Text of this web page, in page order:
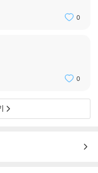
리에 대해 생각해 보는 계기
0
0